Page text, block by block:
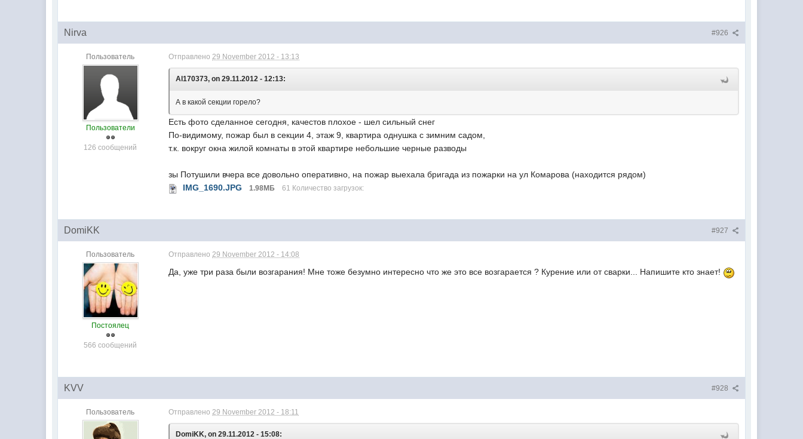
#926
Nirva
Пользователь
Пользователи
126 сообщений
Отправлено29 November 2012 - 13:13
Al170373, on 29.11.2012 - 12:13:
А в какой секции горело?
Есть фото сделанное сегодня, качестов плохое - шел сильный снег
По-видимому, пожар был в секции 4, этаж 9, квартира однушка с зимним садом,
т.к. вокруг окна жилой комнаты в этой квартире небольшие черные разводы
зы Потушили вчера все довольно оперативно, на пожар выехала бригада из пожарки на ул Комарова (находится рядом)
IMG_1690.JPG
1.98МБ 61 Количество загрузок:
#927
DomiKK
Пользователь
Постоялец
566 сообщений
Отправлено29 November 2012 - 14:08
Да, уже три раза были возгарания! Мне тоже безумно интересно что же это все возгарается ? Курение или от сварки... Напишите кто знает!
#928
KVV
Пользователь Отправлено29 November 2012 - 18:11
DomiKK, on 29.11.2012 - 15:08: